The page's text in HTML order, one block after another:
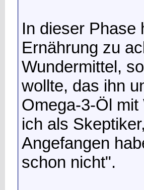
In dieser Phase
Ernährung zu
Wundermittel,
wollte, das ihn
Omega-3-Öl mit
ich als
Angefangen
schon nicht".